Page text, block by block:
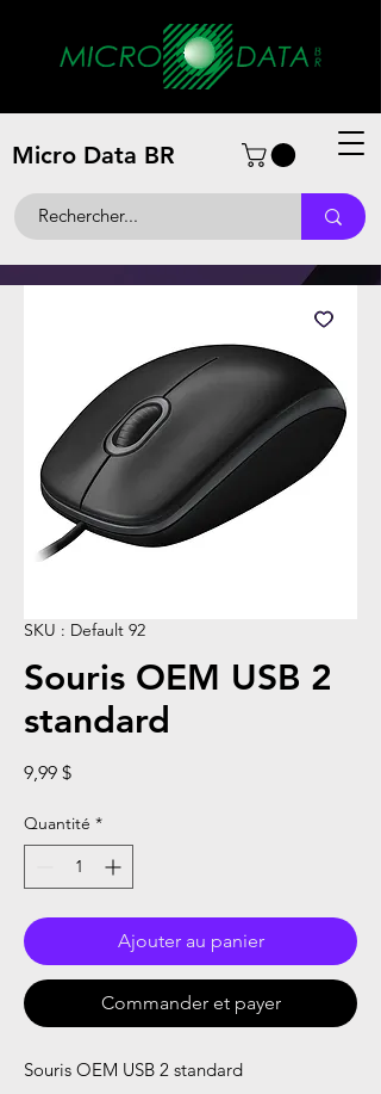
Micro Data BR
SKU : Default 92
Souris OEM USB 2
standard
9,99 $Prix
Quantité *
Ajouter au panier
Commander et payer
Souris OEM USB 2 standard